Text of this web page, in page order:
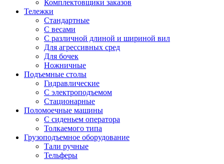
Комплектовщики заказов
Тележки
Стандартные
С весами
С различной длиной и шириной вил
Для агрессивных сред
Для бочек
Ножничные
Подъемные столы
Гидравлические
С электроподъемом
Стационарные
Поломоечные машины
С сиденьем оператора
Толкаемого типа
Грузоподъемное оборудование
Тали ручные
Тельферы